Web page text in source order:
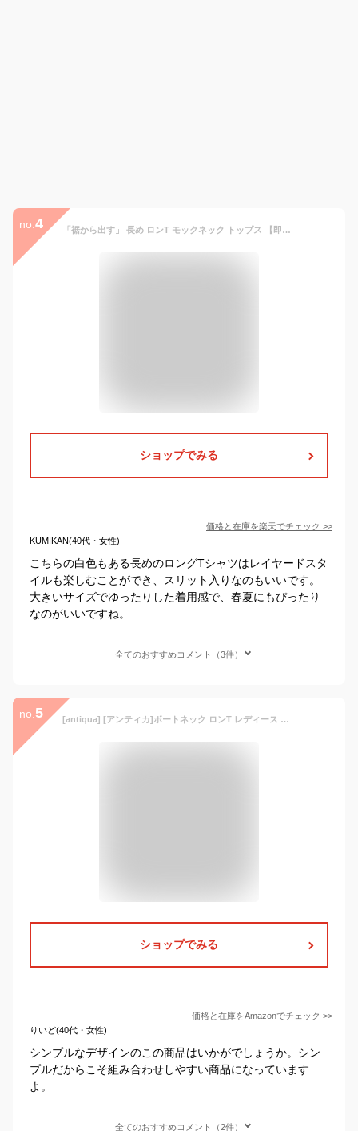
no. 4 「裾から出す」 長め ロンT モックネック トップス 【即納】 レディース カットソー インナー 長袖 Tシャツ ロング チュニック レイヤード ラウンドカットソー Uネック 無地 クルーネック スリット 体型カバー 大きいサイズ 重ね着 黒 白 春 夏 HUG.U
ショップでみる
価格と在庫を楽天でチェック >>
KUMIKAN(40代・女性)
こちらの白色もある長めのロングTシャツはレイヤードスタ
イルも楽しむことができ、スリット入りなのもいいです。
大きいサイズでゆったりした着用感で、春夏にもぴったり
なのがいいですね。
全てのおすすめコメント（3件）
no. 5 [antiqua] [アンティカ]ボートネック ロンT レディース トップス 長袖 綿100 NA-00448 XL 03 オフホワイト
ショップでみる
価格と在庫をAmazonでチェック >>
りいど(40代・女性)
シンプルなデザインのこの商品はいかがでしょうか。シン
プルだからこそ組み合わせしやすい商品になっています
よ。
全てのおすすめコメント（2件）